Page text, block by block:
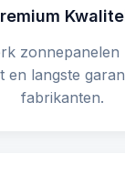
zonnepanelen
en langste
fabrikanten.